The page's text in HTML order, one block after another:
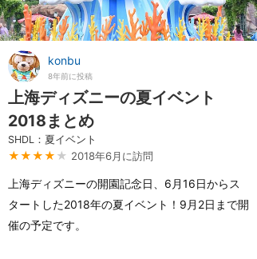
konbu
8年前に投稿
上海ディズニーの夏イベント
2018まとめ
SHDL：夏イベント
★★★★ ★ 2018年6月に訪問
上海ディズニーの開園記念日、6月16日からス
タートした2018年の夏イベント！9月2日まで開
催の予定です。